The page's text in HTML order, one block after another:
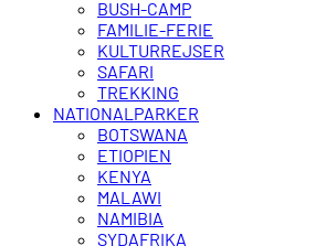
BUSH-CAMP
FAMILIE-FERIE
KULTURREJSER
SAFARI
TREKKING
NATIONALPARKER
BOTSWANA
ETIOPIEN
KENYA
MALAWI
NAMIBIA
SYDAFRIKA